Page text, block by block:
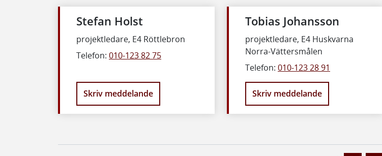
Stefan Holst
projektledare, E4 Röttlebron
Telefon: 010-123 82 75
Skriv meddelande
Tobias Johansson
projektledare, E4 Huskvarna
Norra-Vättersmålen
Telefon: 010-123 28 91
Skriv meddelande